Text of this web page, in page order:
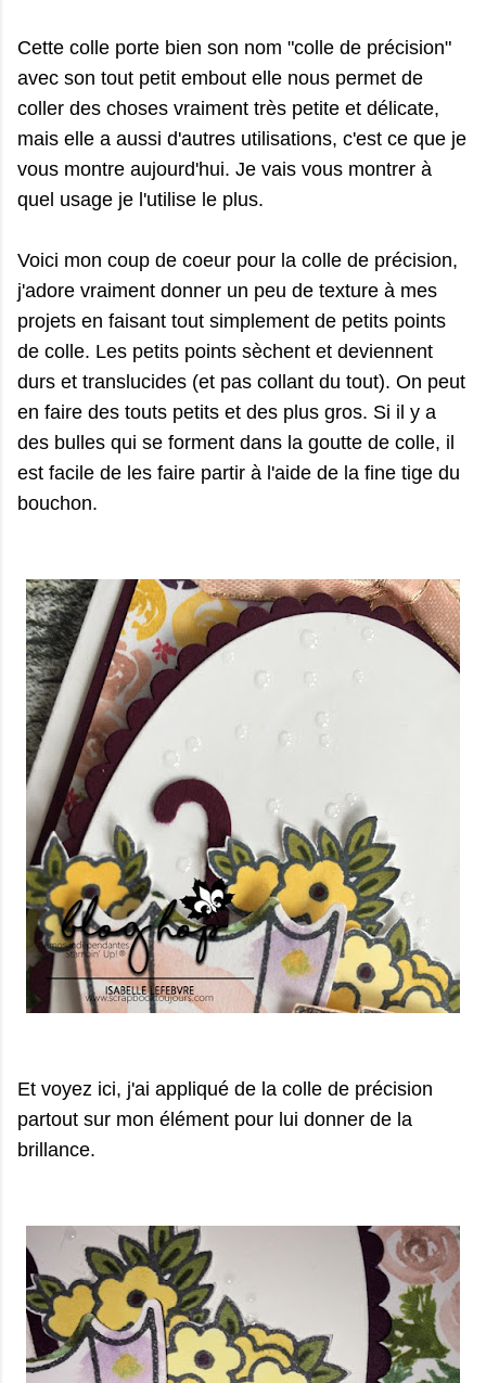
Cette colle porte bien son nom "colle de précision"
avec son tout petit embout elle nous permet de
coller des choses vraiment très petite et délicate,
mais elle a aussi d'autres utilisations, c'est ce que je
vous montre aujourd'hui. Je vais vous montrer à
quel usage je l'utilise le plus.
Voici mon coup de coeur pour la colle de précision,
j'adore vraiment donner un peu de texture à mes
projets en faisant tout simplement de petits points
de colle. Les petits points sèchent et deviennent
durs et translucides (et pas collant du tout). On peut
en faire des touts petits et des plus gros. Si il y a
des bulles qui se forment dans la goutte de colle, il
est facile de les faire partir à l'aide de la fine tige du
bouchon.
Et voyez ici, j'ai appliqué de la colle de précision
partout sur mon élément pour lui donner de la
brillance.